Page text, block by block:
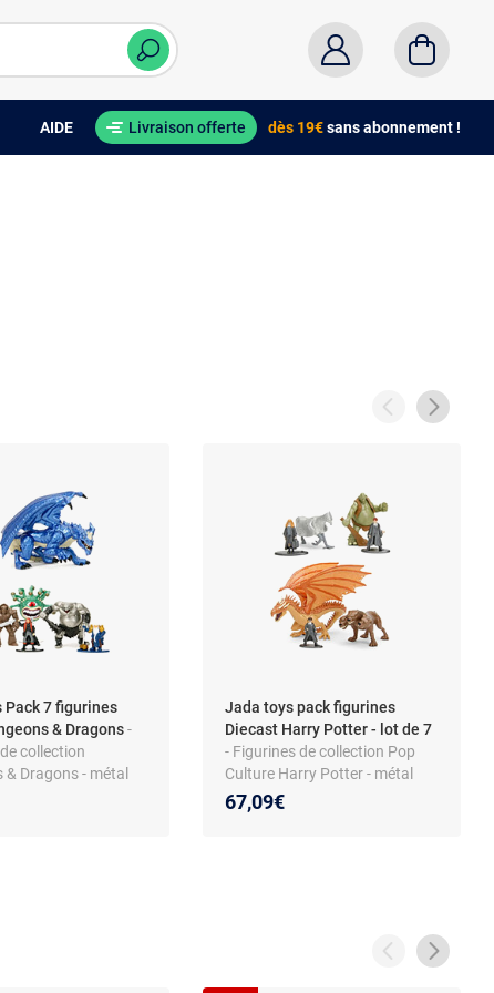
AIDE Livraison offerte dès 19€sans abonnement !
Pack 7 figurines
& Dragons-
collection
& Dragons - métal
- série Nano
finition détaillée -
Jada toys pack figurines
Diecast Harry Potter - lot de 7
- Figurines de collection Pop
Culture Harry Potter - métal
moulé Diecast - série Nano
Metalfigs - finition détaillée -
67,09€